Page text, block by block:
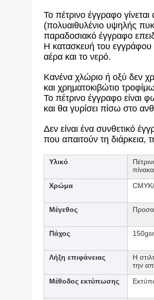
Το πέτρινο έγγραφο
(πολυαιθυλένιο υψηλής
παραδοσιακό έγγραφο
Η κατασκευή του εγγράφου
αέρα και το νερό.
Κανένα χλώριο ή οξύ δεν
και χρηματοκιβώτιο
Το πέτρινο έγγραφο είναι
και θα γυρίσει πίσω στο
Δεν είναι ένα συνθετικό
που απαιτούν τη διάρκεια,
Υλικό
Χρώμα
Μέγεθος
Πάχος
Λήξη επιφάνειας
Η
την
Μέθοδος εκτύπωσης